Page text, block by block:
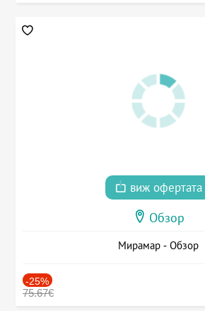
виж офертата
Обзор
Мирамар - Обзор
-25%
75.67€